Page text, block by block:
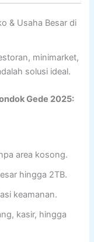
& Usaha Besar di
minimarket,
solusi ideal.
Gede 2025:
area kosong.
hingga 2TB.
keamanan.
kasir, hingga